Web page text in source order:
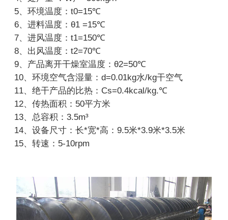
5、环境温度：t0=15℃
6、进料温度：θ1 =15℃
7、进风温度：t1=150℃
8、出风温度：t2=70℃
9、产品离开干燥室温度：θ2=50℃
10、环境空气含湿量：d=0.01kg水/kg干空气
11、绝干产品的比热：Cs=0.4kcal/kg.℃
12、传热面积：50平方米
13、总容积：3.5m³
14、设备尺寸：长*宽*高：9.5米*3.9米*3.5米
15、转速：5-10rpm